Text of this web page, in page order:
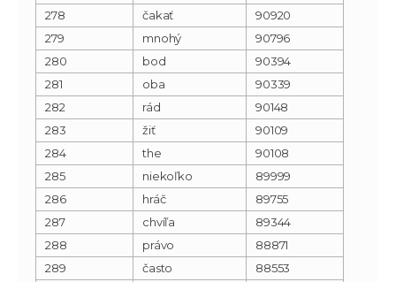
278
čakať
90920
279
mnohý
90796
280
bod
90394
281
oba
90339
282
rád
90148
283
žiť
90109
284
the
90108
285
niekoľko
89999
286
hráč
89755
287
chvíľa
89344
288
právo
88871
289
často
88553